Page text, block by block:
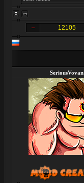
12105
SeriousVovan